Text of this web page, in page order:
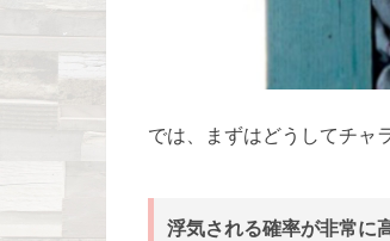
では、まずはどうしてチャ
浮気される確率が非常に